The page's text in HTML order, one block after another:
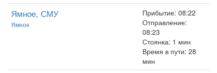
Ямное, СМУ
Ямное
Прибытие: 08:22
Отправление:
08:23
Стоянка: 1 мин
Время в пути: 28
мин